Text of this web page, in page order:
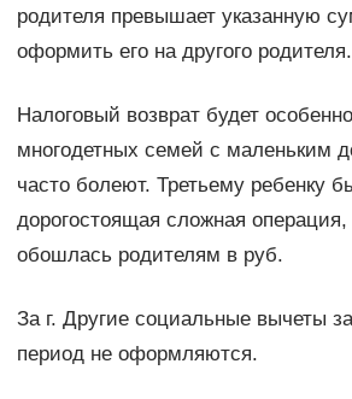
родителя превышает указанную
оформить его на другого родителя.
Налоговый возврат будет
многодетных семей с маленьким
часто болеют. Третьему ребенку
дорогостоящая сложная операция,
обошлась родителям в руб.
За г. Другие социальные вычеты
период не оформляются.